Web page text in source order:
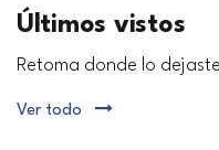
Últimos vistos
Retoma donde lo
Ver todo